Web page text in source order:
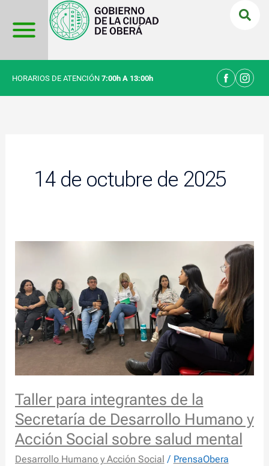
contenido
HORARIOS DE ATENCIÓN 7:00h A 13:00h
14 de octubre de 2025
Taller para integrantes de la
Secretaría de Desarrollo Humano y
Acción Social sobre salud mental
Desarrollo Humano y Acción Social / PrensaObera
integrantes
de
la
Secretaría
de
Desarrollo
Acción
Social
sobre
salud
mental